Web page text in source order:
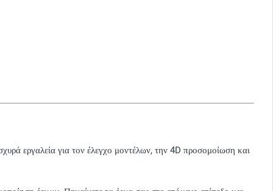
εργαλεία για τον έλεγχο μοντέλων, την 4D προσομοίωση και